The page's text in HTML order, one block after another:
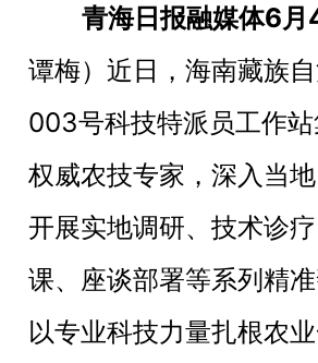
青海日报融媒体6月
谭梅）近日，海南藏族
003号科技特派员工作
权威农技专家，深入当地
开展实地调研、技术诊
课、座谈部署等系列精准
以专业科技力量扎根农